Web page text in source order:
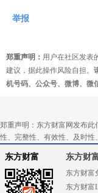
举报
郑重声明： 用户在社区发表
建议，据此操作风险自担。
机号码、公众号、微博、微
郑重声明：东方财富网发布
性、完整性、有效性、及时
东方财富 东方财
东方财富
东方财富